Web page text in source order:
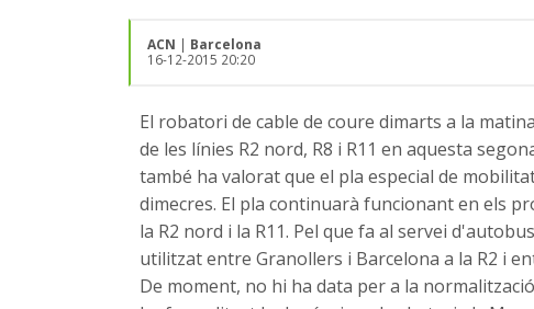
ACN | Barcelona
16-12-2015 20:20
El robatori de cable de coure dimarts a la
de les línies R2 nord, R8 i R11 en aquesta
també ha valorat que el pla especial de
dimecres. El pla continuarà funcionant en els
la R2 nord i la R11. Pel que fa al servei
utilitzat entre Granollers i Barcelona a la R2 i
De moment, no hi ha data per a la